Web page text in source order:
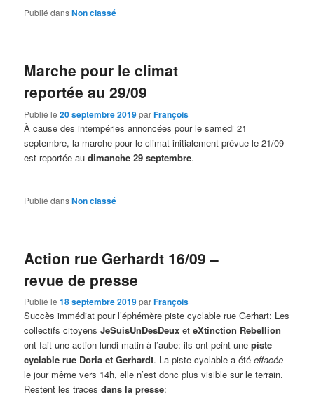
Publié dansNon classé
Marche pour le climat
reportée au 29/09
Publié le20 septembre 2019parFrançois
À cause des intempéries annoncées pour le samedi 21
septembre, la marche pour le climat initialement prévue le 21/09
est reportée audimanche 29 septembre.
Publié dansNon classé
Action rue Gerhardt 16/09 –
revue de presse
Publié le18 septembre 2019parFrançois
Succès immédiat pour l’éphémère piste cyclable rue Gerhart: Les
collectifs citoyensJeSuisUnDesDeux eteXtinction Rebellion
ont fait une action lundi matin à l’aube: ils ont peint unepiste
cyclable rue Doria et Gerhardt. La piste cyclable a étéeffacée
le jour même vers 14h, elle n’est donc plus visible sur le terrain.
Restent les tracesdans la presse: